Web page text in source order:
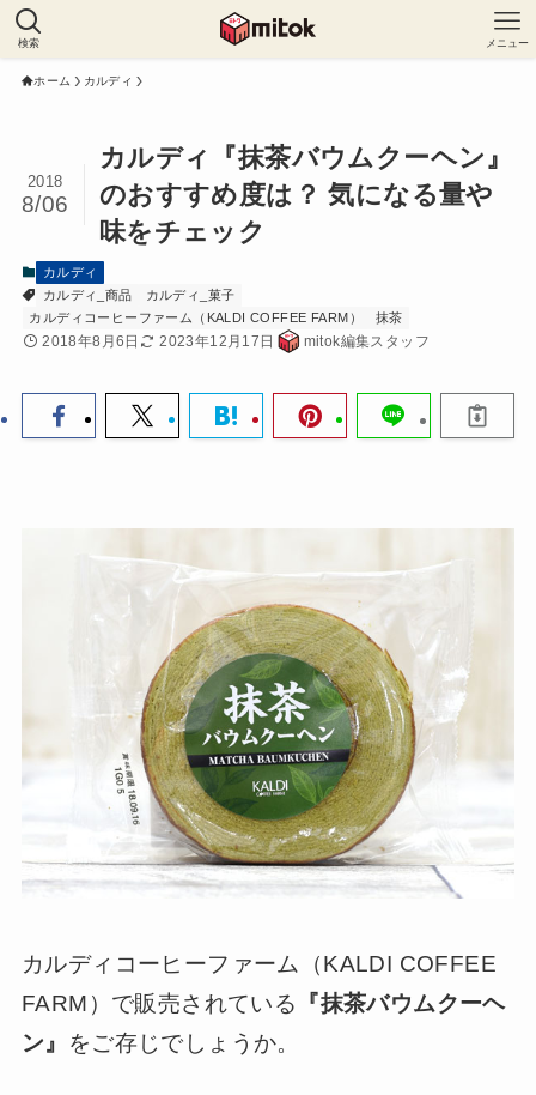
検索 メニュー
ホーム カルディ
カルディ『抹茶バウムクーヘン』
のおすすめ度は？ 気になる量や
味をチェック
2018
8/06
カルディ
カルディ_商品
カルディ_菓子
カルディコーヒーファーム（KALDI COFFEE FARM）
抹茶
2018年8月6日 2023年12月17日 mitok編集スタッフ
カルディコーヒーファーム（KALDI COFFEE
FARM）で販売されている
『抹茶バウムクーヘ
ン』
をご存じでしょうか。